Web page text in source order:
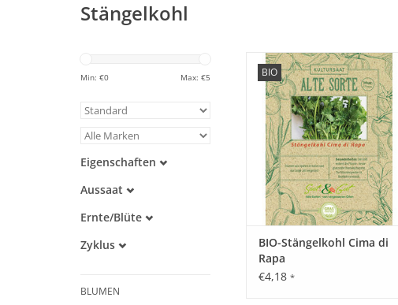
Stängelkohl
Min: €0 Max: €5
Eigenschaften
Alte Sorte
Warmkeimer
Aussaat
Juli
August
Ernte/Blüte
September
November
Zyklus
BLUMEN
BIO
Entdecken Sie unseren seltenen,
historischen Stängelkohl wieder,
der fast in Vergessenheit geraten
ist!
ZUM WARENKORB HINZUFÜGEN
BIO-Stängelkohl Cima di
Rapa
€4,18 *